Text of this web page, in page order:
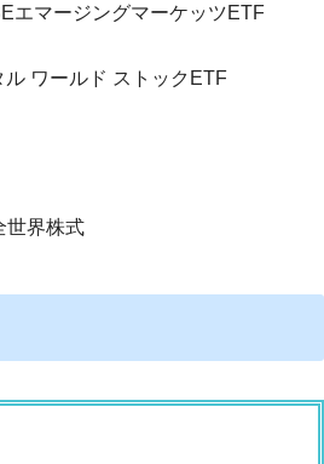
エマージングマーケッツETF
ル ワールド ストックETF
世界株式